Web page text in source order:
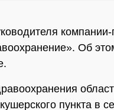
Об
пункта в